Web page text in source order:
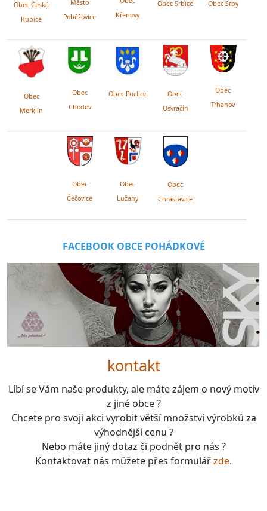
Obec Česká
Kubice
Město
Poběžovice
Křenovy
Obec Srbice Obec Srby
Obec
Merklín
Obec
Chodov
Obec Puclice
Obec
Osvračín
Obec
Trhanov
Obec
Čečovice
Obec
Lužany
Obec
Chrastavice
FACEBOOK OBCE POHÁDKOVÉ
kontakt
Líbí se Vám naše produkty, ale máte zájem o nový motiv
z jiné obce ?
Chcete pro svoji akci vyrobit větší množství výrobků za
výhodnější cenu ?
Nebo máte jiný dotaz či podnět pro nás ?
Kontaktovat nás můžete přes formulářzde.